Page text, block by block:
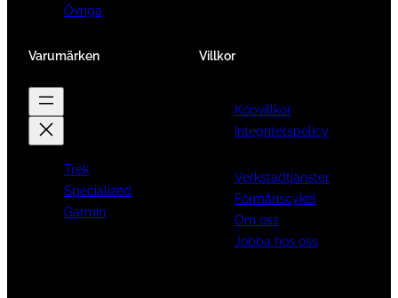
Övriga
Varumärken
Trek
Specialized
Garmin
Villkor
Köpvillkor
Integritetspolicy
Verkstadtjänster
Förmånscykel
Om oss
Jobba hos oss